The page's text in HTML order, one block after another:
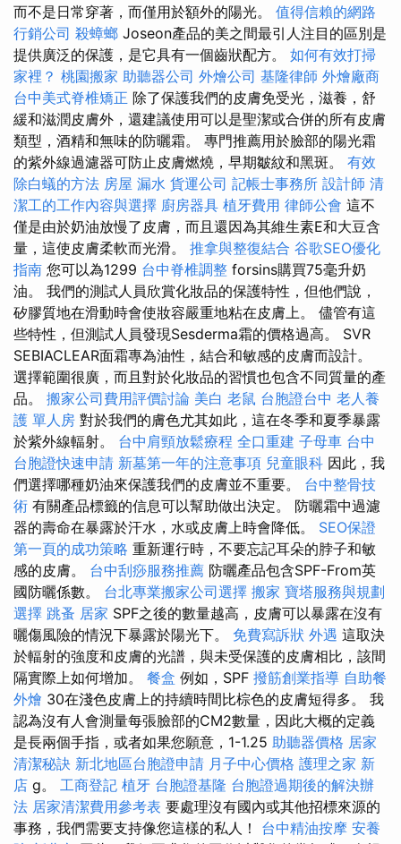
而不是日常穿著，而僅用於額外的陽光。 值得信賴的網路
行銷公司 殺蟑螂 Joseon產品的美之間最引人注目的區別是
提供廣泛的保護，是它具有一個齒狀配方。 如何有效打掃
家裡？ 桃園搬家 助聽器公司 外燴公司 基隆律師 外燴廠商
台中美式脊椎矯正 除了保護我們的皮膚免受光，滋養，舒
緩和滋潤皮膚外，還建議使用可以是聖潔或合併的所有皮膚
類型，酒精和無味的防曬霜。 專門推薦用於臉部的陽光霜
的紫外線過濾器可防止皮膚燃燒，早期皺紋和黑斑。 有效
除白蟻的方法 房屋 漏水 貨運公司 記帳士事務所 設計師 清
潔工的工作內容與選擇 廚房器具 植牙費用 律師公會 這不
僅是由於奶油放慢了皮膚，而且還因為其維生素E和大豆含
量，這使皮膚柔軟而光滑。 推拿與整復結合 谷歌SEO優化
指南 您可以為1299 台中脊椎調整 forsins購買75毫升奶
油。 我們的測試人員欣賞化妝品的保護特性，但他們說，
矽膠質地在滑動時會使妝容嚴重地粘在皮膚上。 儘管有這
些特性，但測試人員發現Sesderma霜的價格過高。 SVR
SEBIACLEAR面霜專為油性，結合和敏感的皮膚而設計。
選擇範圍很廣，而且對於化妝品的習慣也包含不同質量的產
品。 搬家公司費用評價討論 美白 老鼠 台胞證台中 老人養
護 單人房 對於我們的膚色尤其如此，這在冬季和夏季暴露
於紫外線輻射。 台中肩頸放鬆療程 全口重建 子母車 台中
台胞證快速申請 新墓第一年的注意事項 兒童眼科 因此，我
們選擇哪種奶油來保護我們的皮膚並不重要。 台中整骨技
術 有關產品標籤的信息可以幫助做出決定。 防曬霜中過濾
器的壽命在暴露於汗水，水或皮膚上時會降低。 SEO保證
第一頁的成功策略 重新運行時，不要忘記耳朵的脖子和敏
感的皮膚。 台中刮痧服務推薦 防曬產品包含SPF-From英
國防曬係數。 台北專業搬家公司選擇 搬家 寶塔服務與規劃
選擇 跳蚤 居家 SPF之後的數量越高，皮膚可以暴露在沒有
曬傷風險的情況下暴露於陽光下。 免費寫訴狀 外遇 這取決
於輻射的強度和皮膚的光譜，與未受保護的皮膚相比，該間
隔實際上如何增加。 餐盒 例如，SPF 撥筋創業指導 自助餐
外燴 30在淺色皮膚上的持續時間比棕色的皮膚短得多。 我
認為沒有人會測量每張臉部的CM2數量，因此大概的定義
是長兩個手指，或者如果您願意，1-1.25 助聽器價格 居家
清潔秘訣 新北地區台胞證申請 月子中心價格 護理之家 新
店 g。 工商登記 植牙 台胞證基隆 台胞證過期後的解決辦
法 居家清潔費用參考表 要處理沒有國內或其他招標來源的
事務，我們需要支持像您這樣的私人！ 台中精油按摩 安養